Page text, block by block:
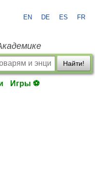
EN DE ES FR
Найти!
Игры ⚽